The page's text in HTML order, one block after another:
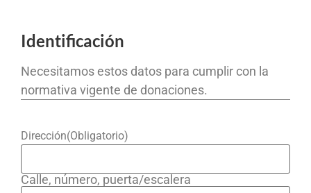
Identificación
Necesitamos estos datos para cumplir con la
normativa vigente de donaciones.
Dirección(Obligatorio)
Calle, número, puerta/escalera